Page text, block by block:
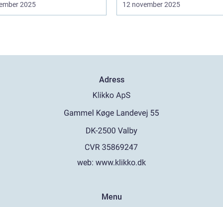
2025 12 november 2025
Adress
web: www.klikko.dk
Menu